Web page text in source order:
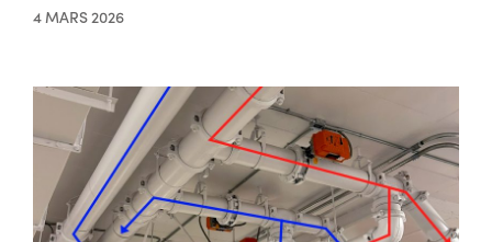
4 MARS 2026